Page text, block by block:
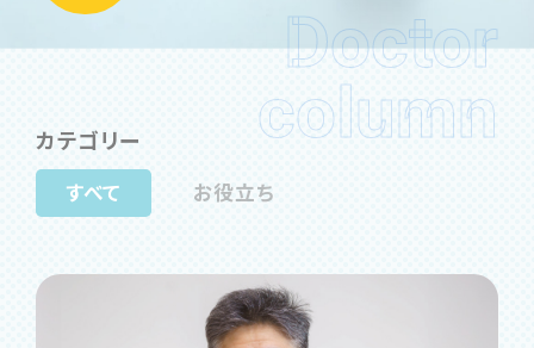
Doctor
column
カテゴリー
すべて お役立ち